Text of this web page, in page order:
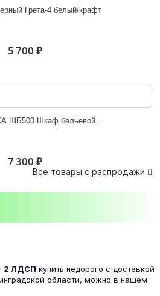
Грета-4 белый/крафт
5 700 ₽
ШБ500 Шкаф бельевой...
7 300 ₽
кантербери/сонома
4 500 ₽
Все товары с распродажи 
2 ЛДСП купить недорого с доставкой
области, можно в нашем